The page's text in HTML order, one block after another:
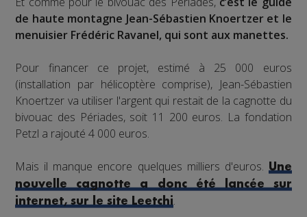
de haute montagne Jean-Sébastien Knoertzer et le
menuisier Frédéric Ravanel, qui sont aux manettes.
Pour financer ce projet, estimé à 25 000 euros
(installation par hélicoptère comprise), Jean-Sébastien
Knoertzer va utiliser l'argent qui restait de la cagnotte du
bivouac des Périades, soit 11 200 euros. La fondation
Petzl a rajouté 4 000 euros.
Mais il manque encore quelques milliers d'euros. Une
nouvelle cagnotte a donc été lancée sur
internet, sur le site Leetchi.